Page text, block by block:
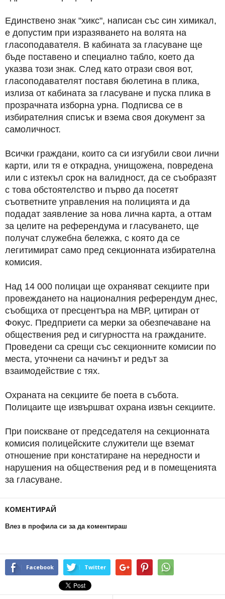
Единствено знак "хикс", написан със син химикал,
е допустим при изразяването на волята на
гласоподавателя. В кабината за гласуване ще
бъде поставено и специално табло, което да
указва този знак. След като отрази своя вот,
гласоподавателят поставя бюлетина в плика,
излиза от кабината за гласуване и пуска плика в
прозрачната изборна урна. Подписва се в
избирателния списък и взема своя документ за
самоличност.
Всички граждани, които са си изгубили свои лични
карти, или тя е открадна, унищожена, повредена
или с изтекъл срок на валидност, да се съобразят
с това обстоятелство и първо да посетят
съответните управления на полицията и да
подадат заявление за нова лична карта, а оттам
за целите на референдума и гласуването, ще
получат служебна бележка, с която да се
легитимират само пред секционната избирателна
комисия.
Над 14 000 полицаи ще охраняват секциите при
провеждането на националния референдум днес,
съобщиха от пресцентъра на МВР, цитиран от
Фокус. Предприети са мерки за обезпечаване на
обществения ред и сигурността на гражданите.
Проведени са срещи със секционните комисии по
места, уточнени са начинът и редът за
взаимодействие с тях.
Охраната на секциите бе поета в събота.
Полицаите ще извършват охрана извън секциите.
При поискване от председателя на секционната
комисия полицейските служители ще вземат
отношение при констатиране на нередности и
нарушения на обществения ред и в помещенията
за гласуване.
КОМЕНТИРАЙ
Влез в профила си за да коментираш
Facebook Twitter